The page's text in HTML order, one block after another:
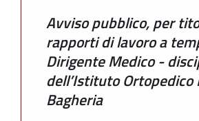
Avviso pubblico, per
rapporti di lavoro a
Dirigente Medico -
dell’Istituto
Bagheria